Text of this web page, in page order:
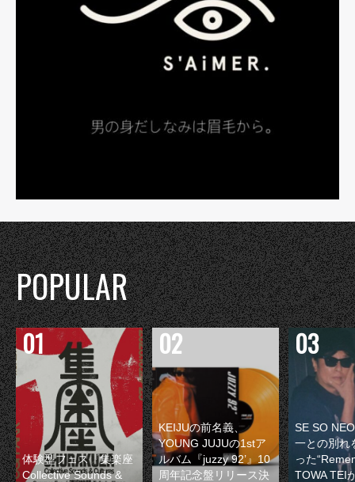
POPULAR
体験型フェス『集楽座
Collective Sounds &
KEIJUの前名義、
YOUNG JUJUの1stア
ルバム『juzzy 92’』10
周年記念盤リリース決
SE SO
一との別れ
った
TOWA TEI